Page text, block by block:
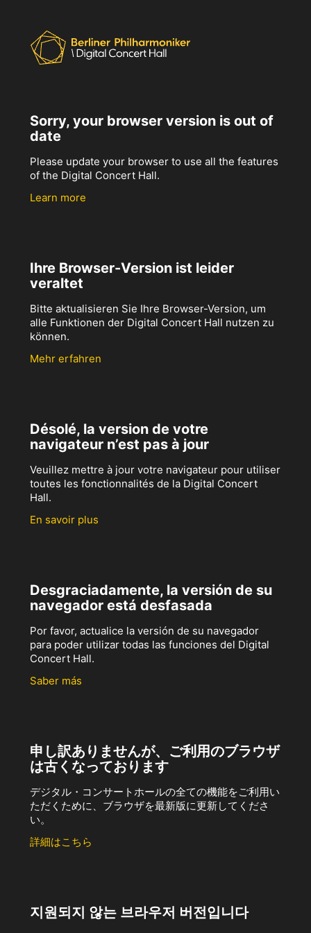
Sorry, your browser version is out of
date
Please update your browser to use all the features
of the Digital Concert Hall.
Learn more
Ihre Browser-Version ist leider
veraltet
Bitte aktualisieren Sie Ihre Browser-Version, um
alle Funktionen der Digital Concert Hall nutzen zu
können.
Mehr erfahren
Désolé, la version de votre
navigateur n’est pas à jour
Veuillez mettre à jour votre navigateur pour utiliser
toutes les fonctionnalités de la Digital Concert
Hall.
En savoir plus
Desgraciadamente, la versión de su
navegador está desfasada
Por favor, actualice la versión de su navegador
para poder utilizar todas las funciones del Digital
Concert Hall.
Saber más
申し訳ありませんが、ご利用のブラウザ
は古くなっております
デジタル・コンサートホールの全ての機能をご利用い
ただくために、ブラウザを最新版に更新してくださ
い。
詳細はこちら
지원되지 않는 브라우저 버전입니다